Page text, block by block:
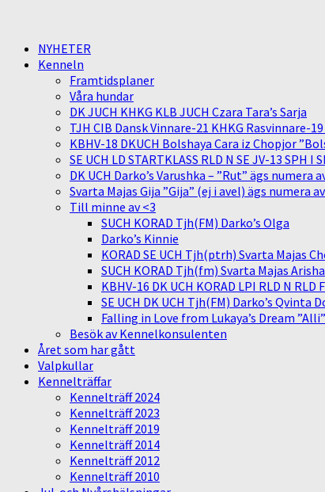
NYHETER
Kenneln
Framtidsplaner
Våra hundar
DK JUCH KHKG KLB JUCH Czara Tara’s Sarja
TJH CIB Dansk Vinnare-21 KHKG Rasvinnare-
KBHV-18 DKUCH Bolshaya Cara iz Chopjor
SE UCH LD STARTKLASS RLD N SE JV-13
DK UCH Darko’s Varushka – ”Rut” ägs numera
Svarta Majas Gija ”Gija” (ej i avel) ägs numera
Till minne av <3
SUCH KORAD Tjh(FM) Darko’s Olga
Darko’s Kinnie
KORAD SE UCH Tjh(ptrh) Svarta Majas
SUCH KORAD Tjh(fm) Svarta Majas Arisha
KBHV-16 DK UCH KORAD LPI RLD N
SE UCH DK UCH Tjh(FM) Darko’s
Falling in Love from Lukaya’s Dream ”Alli”
Besök av Kennelkonsulenten
Året som har gått
Valpkullar
Kennelträffar
Kennelträff 2024
Kennelträff 2023
Kennelträff 2019
Kennelträff 2014
Kennelträff 2012
Kennelträff 2010